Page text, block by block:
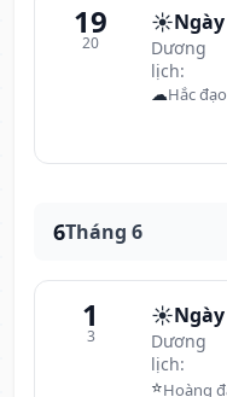
19
20
☀️
Dương
lịch:
☁Hắc đạo
6Tháng 6
1
3
☀️
Dương
lịch:
⭐Hoàng